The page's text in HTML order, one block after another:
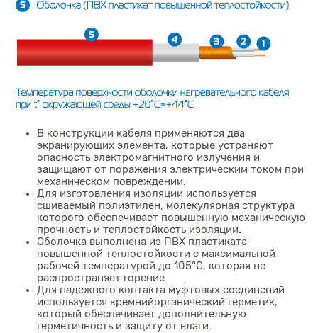
В конструкции кабеля применяются два
экранирующих элемента, которые устраняют
опасность электромагнитного излучения и
защищают от поражения электрическим током при
механическом повреждении.
Для изготовления изоляции используется
сшиваемый полиэтилен, молекулярная структура
которого обеспечивает повышенную механическую
прочность и теплостойкость изоляции.
Оболочка выполнена из ПВХ пластиката
повышенной теплостойкости с максимальной
рабочей температурой до 105°С, которая не
распространяет горение.
Для надежного контакта муфтовых соединений
используется кремнийорганический герметик,
который обеспечивает дополнительную
герметичность и защиту от влаги.